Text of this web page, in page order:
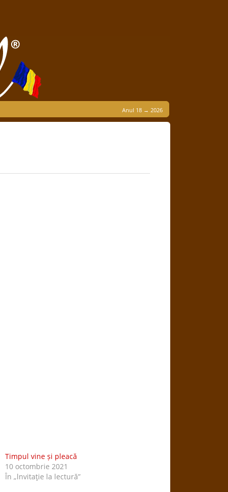
Anul 18 → 2026
Timpul vine și pleacă
10 octombrie 2021
În „lnvitaţie la lectură”